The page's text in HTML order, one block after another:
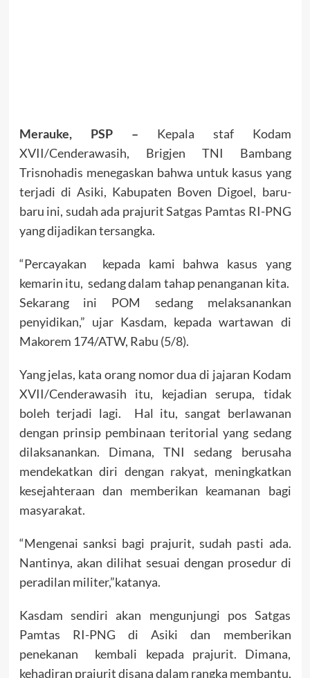
Merauke, PSP – Kepala staf Kodam
XVII/Cenderawasih, Brigjen TNI Bambang
Trisnohadis menegaskan bahwa untuk kasus yang
terjadi di Asiki, Kabupaten Boven Digoel, baru-
baru ini, sudah ada prajurit Satgas Pamtas RI-PNG
yang dijadikan tersangka.
“Percayakan kepada kami bahwa kasus yang
kemarin itu, sedang dalam tahap penanganan kita.
Sekarang ini POM sedang melaksanankan
penyidikan,” ujar Kasdam, kepada wartawan di
Makorem 174/ATW, Rabu (5/8).
Yang jelas, kata orang nomor dua di jajaran Kodam
XVII/Cenderawasih itu, kejadian serupa, tidak
boleh terjadi lagi. Hal itu, sangat berlawanan
dengan prinsip pembinaan teritorial yang sedang
dilaksanankan. Dimana, TNI sedang berusaha
mendekatkan diri dengan rakyat, meningkatkan
kesejahteraan dan memberikan keamanan bagi
masyarakat.
“Mengenai sanksi bagi prajurit, sudah pasti ada.
Nantinya, akan dilihat sesuai dengan prosedur di
peradilan militer,”katanya.
Kasdam sendiri akan mengunjungi pos Satgas
Pamtas RI-PNG di Asiki dan memberikan
penekanan kembali kepada prajurit. Dimana,
kehadiran prajurit disana dalam rangka membantu,